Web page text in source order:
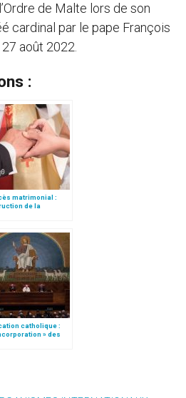
de Malte lors de son
cardinal par le pape François
août 2022.
:
matrimonial :
de la
catholique :
» des